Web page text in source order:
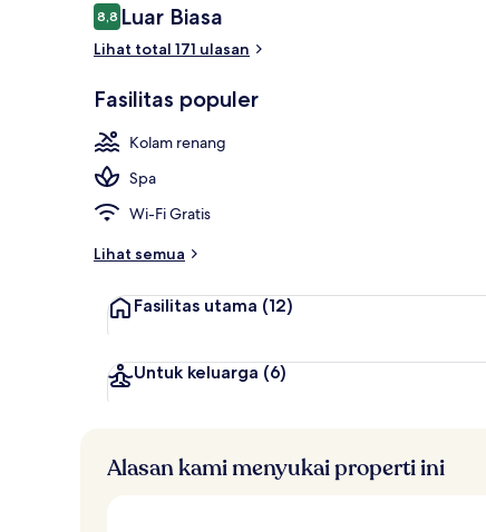
Ulasan
8,88,8 dari 10
Luar Biasa
Lihat total 171 ulasan
Fasilitas populer
Kolam renang
Spa
Wi-Fi Gratis
Lihat semua
Fasilitas utama (12)
Untuk keluarga (6)
Alasan kami menyukai properti ini